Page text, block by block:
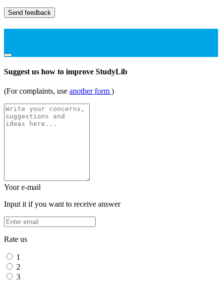
Send feedback
Suggest us how to improve StudyLib
(For complaints, use another form )
Your e-mail
Input it if you want to receive answer
Rate us
1
2
3